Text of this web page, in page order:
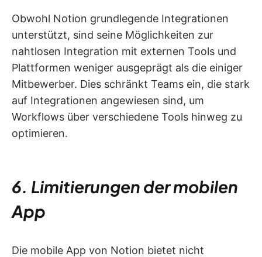
Obwohl Notion grundlegende Integrationen
unterstützt, sind seine Möglichkeiten zur
nahtlosen Integration mit externen Tools und
Plattformen weniger ausgeprägt als die einiger
Mitbewerber. Dies schränkt Teams ein, die stark
auf Integrationen angewiesen sind, um
Workflows über verschiedene Tools hinweg zu
optimieren.
6. Limitierungen der mobilen
App
Die mobile App von Notion bietet nicht